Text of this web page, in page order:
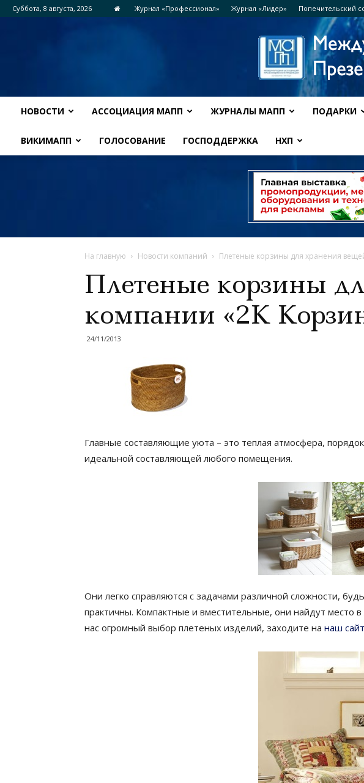
Суббота, 8 августа, 2026 Журнал «Профессионал» Журнал «Лидер» Попечительский
НОВОСТИ АССОЦИАЦИЯ МАПП ЖУРНАЛЫ МАПП ПОДАРКИ
ВИКИМАПП ГОЛОСОВАНИЕ ГОСПОДДЕРЖКА НХП
На главную Новости компаний Плетеные корзины для хранения
Плетеные корзины
компании «2К
24/11/2013
Главные составляющие уюта – это теплая атмосфера,
идеальной составляющей любого помещения.
Они легко справляются с задачами различной сложности,
практичны. Компактные и вместительные, они найдут место
нас огромный выбор плетеных изделий, заходите на наш сайт